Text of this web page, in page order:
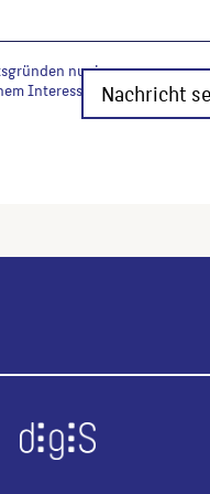
nur in
Interesse Fachfragen zur